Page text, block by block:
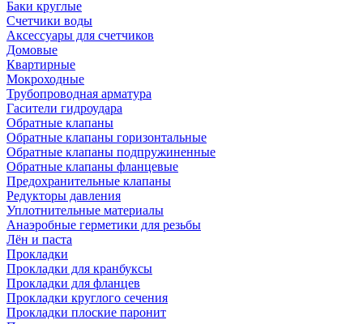
Баки круглые
Счетчики воды
Аксессуары для счетчиков
Домовые
Квартирные
Мокроходные
Трубопроводная арматура
Гасители гидроудара
Обратные клапаны
Обратные клапаны горизонтальные
Обратные клапаны подпружиненные
Обратные клапаны фланцевые
Предохранительные клапаны
Редукторы давления
Уплотнительные материалы
Анаэробные герметики для резьбы
Лён и паста
Прокладки
Прокладки для кранбуксы
Прокладки для фланцев
Прокладки круглого сечения
Прокладки плоские паронит